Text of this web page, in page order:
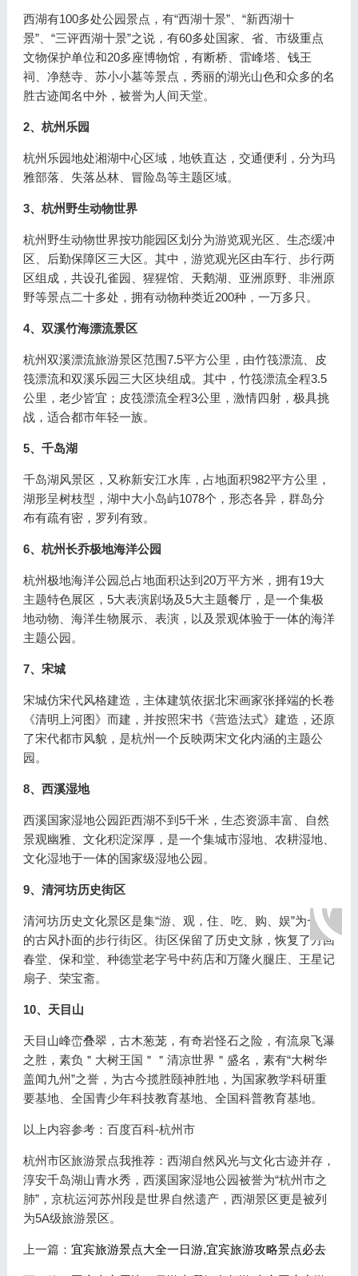
西湖有100多处公园景点，有“西湖十景”、“新西湖十
景”、“三评西湖十景”之说，有60多处国家、省、市级重点
文物保护单位和20多座博物馆，有断桥、雷峰塔、钱王
祠、净慈寺、苏小小墓等景点，秀丽的湖光山色和众多的名
胜古迹闻名中外，被誉为人间天堂。
2、杭州乐园
杭州乐园地处湘湖中心区域，地铁直达，交通便利，分为玛
雅部落、失落丛林、冒险岛等主题区域。
3、杭州野生动物世界
杭州野生动物世界按功能园区划分为游览观光区、生态缓冲
区、后勤保障区三大区。其中，游览观光区由车行、步行两
区组成，共设孔雀园、猩猩馆、天鹅湖、亚洲原野、非洲原
野等景点二十多处，拥有动物种类近200种，一万多只。
4、双溪竹海漂流景区
杭州双溪漂流旅游景区范围7.5平方公里，由竹筏漂流、皮
筏漂流和双溪乐园三大区块组成。其中，竹筏漂流全程3.5
公里，老少皆宜；皮筏漂流全程3公里，激情四射，极具挑
战，适合都市年轻一族。
5、千岛湖
千岛湖风景区，又称新安江水库，占地面积982平方公里，
湖形呈树枝型，湖中大小岛屿1078个，形态各异，群岛分
布有疏有密，罗列有致。
6、杭州长乔极地海洋公园
杭州极地海洋公园总占地面积达到20万平方米，拥有19大
主题特色展区，5大表演剧场及5大主题餐厅，是一个集极
地动物、海洋生物展示、表演，以及景观体验于一体的海洋
主题公园。
7、宋城
宋城仿宋代风格建造，主体建筑依据北宋画家张择端的长卷
《清明上河图》而建，并按照宋书《营造法式》建造，还原
了宋代都市风貌，是杭州一个反映两宋文化内涵的主题公
园。
8、西溪湿地
西溪国家湿地公园距西湖不到5千米，生态资源丰富、自然
景观幽雅、文化积淀深厚，是一个集城市湿地、农耕湿地、
文化湿地于一体的国家级湿地公园。
9、清河坊历史街区
清河坊历史文化景区是集“游、观，住、吃、购、娱”为一体
的古风扑面的步行街区。街区保留了历史文脉，恢复了方回
春堂、保和堂、种德堂老字号中药店和万隆火腿庄、王星记
扇子、荣宝斋。
10、天目山
天目山峰峦叠翠，古木葱茏，有奇岩怪石之险，有流泉飞瀑
之胜，素负＂大树王国＂＂清凉世界＂盛名，素有“大树华
盖闻九州”之誉，为古今揽胜颐神胜地，为国家教学科研重
要基地、全国青少年科技教育基地、全国科普教育基地。
以上内容参考：百度百科-杭州市
杭州市区旅游景点我推荐：西湖自然风光与文化古迹并存，
淳安千岛湖山青水秀，西溪国家湿地公园被誉为“杭州市之
肺”，京杭运河苏州段是世界自然遗产，西湖景区更是被列
为5A级旅游景区。
上一篇： 宜宾旅游景点大全一日游,宜宾旅游攻略景点必去